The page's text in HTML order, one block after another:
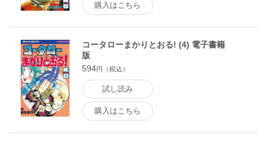
購入はこちら
コータローまかりとおる! (4) 電子書籍
版
594円（税込）
試し読み
購入はこちら